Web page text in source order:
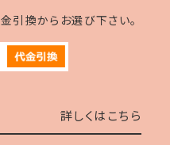
引換からお選び下さい。
詳しくはこちら